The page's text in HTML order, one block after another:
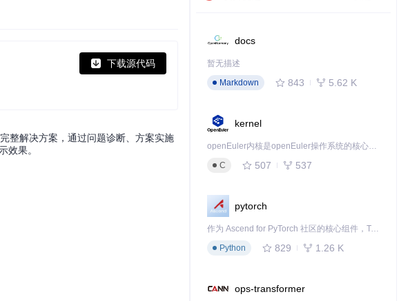
下载源代码
整解决方案，通过问题诊断、方案实施
效果。
docs
暂无描述
Markdown
843 5.62 K
kernel
openEuler内核是openEuler操作系统的核心，既是系统性能与稳定性的基石，也是连接处理器、设备与服务的桥梁。
C
507 537
pytorch
作为 Ascend for PyTorch 社区的核心组件，TorchNPU 是昇腾专为 PyTorch 打造的深度学习适配插件，使 PyTorch 框架能够直接调用昇腾 NPU，为开发者提供昇腾 AI 处理器的超强算力。
Python
829 1.26 K
ops-transformer